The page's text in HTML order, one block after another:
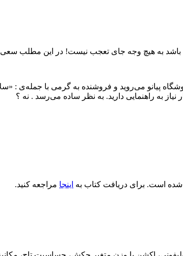
به هیچ وجه جای تعجب نیست! در این مطلب سعی
پیانو می‌روید و فروشنده به گرمی با جمله‌ی :‌
نیاز به راهنمایی دارید. به نظر ساده می‌رسد . نه ؟
شده است. برای دریافت کتاب به اینجا مراجعه کنید.